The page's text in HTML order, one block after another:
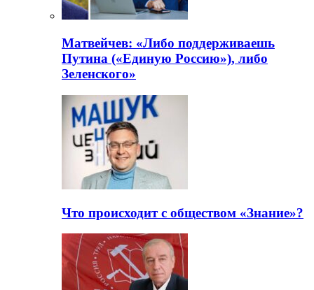
Матвейчев: «Либо поддерживаешь
Путина («Единую Россию»), либо
Зеленского»
Что происходит с обществом «Знание»?